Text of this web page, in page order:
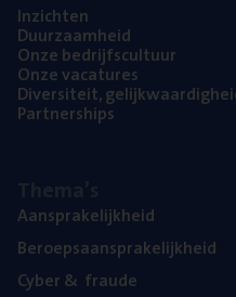
Inzich­ten
Duur­zaam­heid
Onze bedrijfs­cul­tuur
Onze vaca­tu­res
Diver­si­teit,
Part­ner­ships
Aan­spra­ke­lijk­heid
Beroeps­aan­spra­ke­lijk­heid
Cyber& fraude